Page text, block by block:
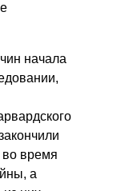
начала
во время
а